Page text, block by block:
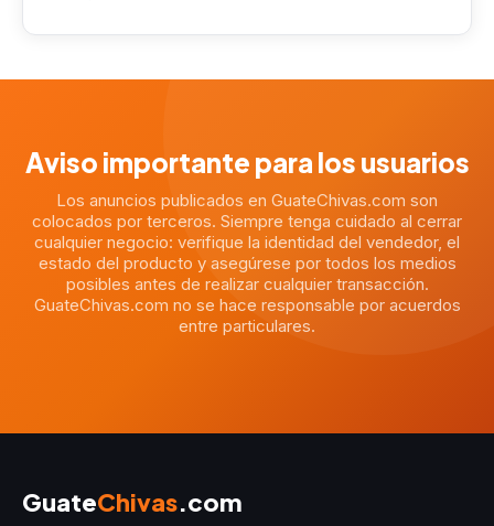
Aviso importante para los usuarios
Los anuncios publicados en GuateChivas.com son
colocados por terceros. Siempre tenga cuidado al cerrar
cualquier negocio: verifique la identidad del vendedor, el
estado del producto y asegúrese por todos los medios
posibles antes de realizar cualquier transacción.
GuateChivas.com no se hace responsable por acuerdos
entre particulares.
GuateChivas.com